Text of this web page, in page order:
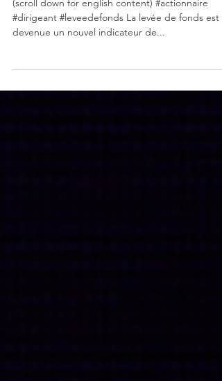
Pourquoi lever des fonds et
comment s'y préparer ?
#dirigeant #leveedefonds La levée de fonds est